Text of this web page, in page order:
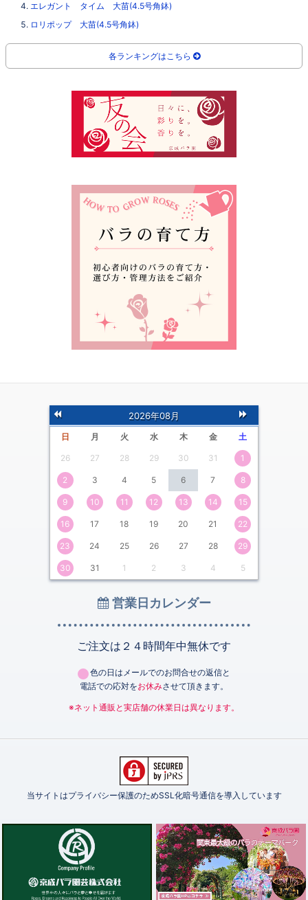
エレガント タイム 大苗(4.5号角鉢)
ロリポップ 大苗(4.5号角鉢)
各ランキングはこちら
前
の月
次
の月
2026年08月
日 月 火 水 木 金 土
26 27 28 29 30 31 1
2 3 4 5 6 7 8
9 10 11 12 13 14 15
16 17 18 19 20 21 22
23 24 25 26 27 28 29
30 31 1 2 3 4 5
営業日カレンダー
ご注文は２４時間年中無休です
色の日はメールでのお問合せの返信と
電話での応対をお休みさせて頂きます。
※ネット通販と実店舗の休業日は異なります。
当サイトはプライバシー保護のためSSL化暗号通信を導入しています